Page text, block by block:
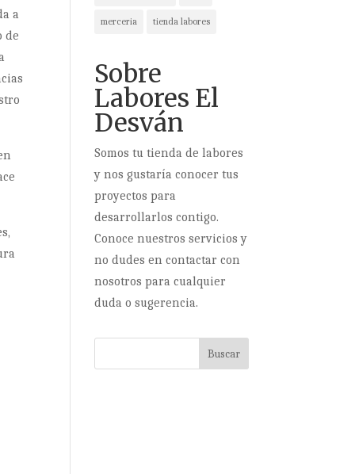
a
de
merceria tienda labores
Sobre
Labores El
Desván
Somos tu tienda de labores
y nos gustaría conocer tus
proyectos para
desarrollarlos contigo.
Conoce nuestros servicios y
no dudes en contactar con
nosotros para cualquier
duda o sugerencia.